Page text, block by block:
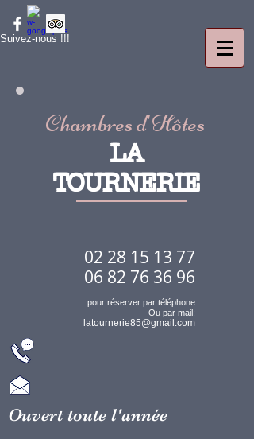
Chambres d'Hôtes
LA
TOURNERIE
Suivez-nous !!!
02 28 15 13 77
06 82 76 36 96
pour réserver par téléphone
Ou par mail:
latournerie85@gmail.com
Ouvert toute l'année